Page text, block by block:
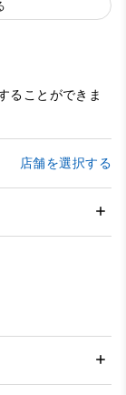
ることができま
店舗を選択する